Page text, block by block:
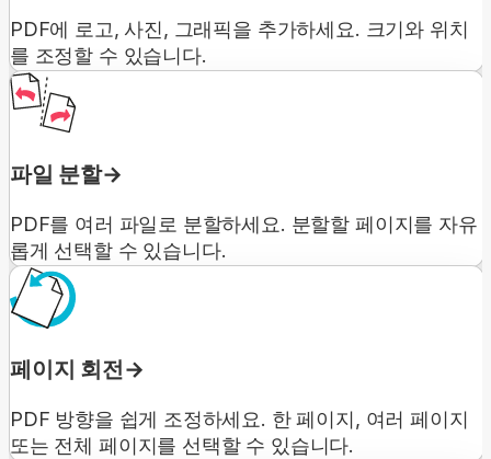
PDF에 로고, 사진, 그래픽을 추가하세요. 크기와 위치
를 조정할 수 있습니다.
파일 분할
PDF를 여러 파일로 분할하세요. 분할할 페이지를 자유
롭게 선택할 수 있습니다.
페이지 회전
PDF 방향을 쉽게 조정하세요. 한 페이지, 여러 페이지
또는 전체 페이지를 선택할 수 있습니다.